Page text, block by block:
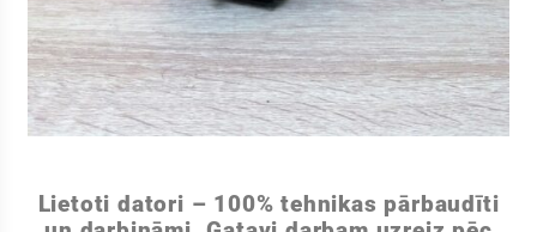
Lietoti datori – 100% tehnikas pārbaudīti